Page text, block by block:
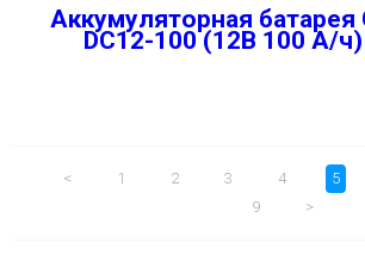
Аккумуляторная батарея
DC12-100 (12В 100 А/
< 1 2 3 4 5
9
>